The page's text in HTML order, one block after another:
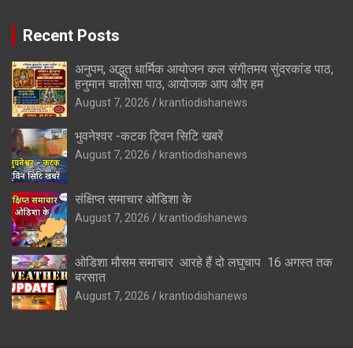
Recent Posts
अनुपम, अद्भुत धार्मिक आयोजन कल संगीतमय सुंदरकांड पाठ,
हनुमान चालीसा पाठ, आयोजक आप और हम
August 7, 2026 krantiodishanews
भुवनेश्वर -कटक ट्विन सिटि खबरें
August 7, 2026 krantiodishanews
संक्षिप्त समाचार ओडिशा के
August 7, 2026 krantiodishanews
ओडिशा मौसम समाचार आरहे हैं दो लघुचाप 16 अगस्त तक
बरसात
August 7, 2026 krantiodishanews